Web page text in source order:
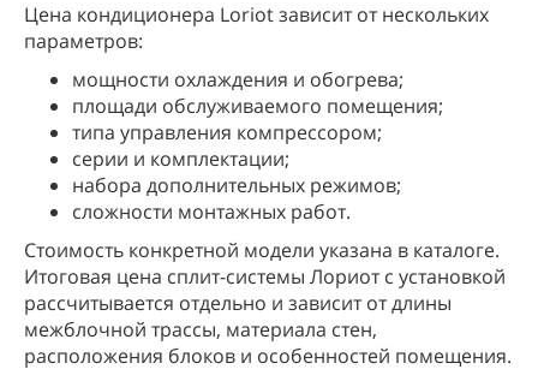
Цена кондиционера Loriot зависит от нескольких
параметров:
мощности охлаждения и обогрева;
площади обслуживаемого помещения;
типа управления компрессором;
серии и комплектации;
набора дополнительных режимов;
сложности монтажных работ.
Стоимость конкретной модели указана в каталоге.
Итоговая цена сплит-системы Лориот с установкой
рассчитывается отдельно и зависит от длины
межблочной трассы, материала стен,
расположения блоков и особенностей помещения.